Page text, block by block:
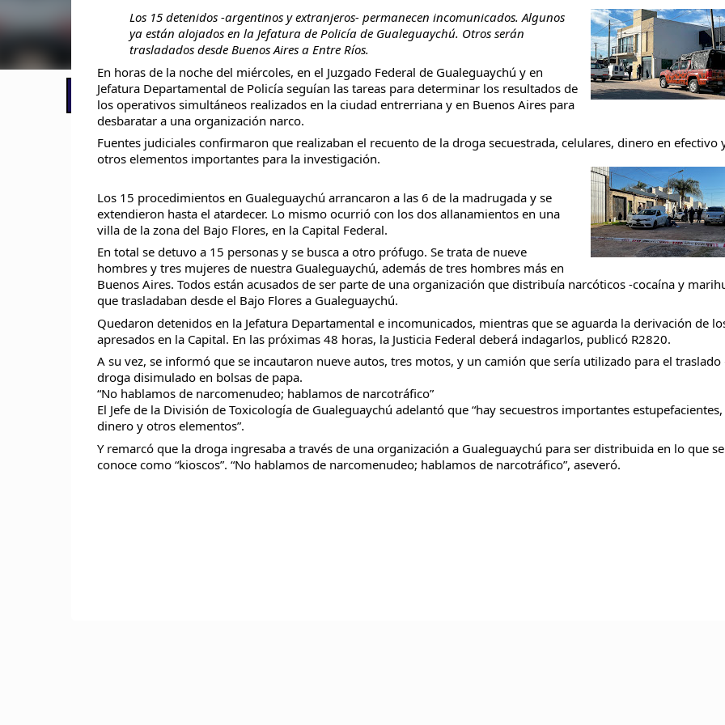
📢 LO ÚLTIMO El Gobierno postergó la reunión paritaria con estatales
Los 15 detenidos -argentinos y extranjeros- permanecen incomunicados. Algunos
ya están alojados en la Jefatura de Policía de Gualeguaychú. Otros serán
trasladados desde Buenos Aires a Entre Ríos.
En horas de la noche del miércoles, en el Juzgado Federal de Gualeguaychú y en
Jefatura Departamental de Policía seguían las tareas para determinar los resultados de
los operativos simultáneos realizados en la ciudad entrerriana y en Buenos Aires para
desbaratar a una organización narco.
Fuentes judiciales confirmaron que realizaban el recuento de la droga secuestrada, celulares, dinero en efectivo
otros elementos importantes para la investigación.
Los 15 procedimientos en Gualeguaychú arrancaron a las 6 de la madrugada y se
extendieron hasta el atardecer. Lo mismo ocurrió con los dos allanamientos en una
villa de la zona del Bajo Flores, en la Capital Federal.
En total se detuvo a 15 personas y se busca a otro prófugo. Se trata de nueve
hombres y tres mujeres de nuestra Gualeguaychú, además de tres hombres más en
Buenos Aires. Todos están acusados de ser parte de una organización que distribuía narcóticos -cocaína y
que trasladaban desde el Bajo Flores a Gualeguaychú.
Quedaron detenidos en la Jefatura Departamental e incomunicados, mientras que se aguarda la derivación de
apresados en la Capital. En las próximas 48 horas, la Justicia Federal deberá indagarlos, publicó R2820.
A su vez, se informó que se incautaron nueve autos, tres motos, y un camión que sería utilizado para el traslado
droga disimulado en bolsas de papa.
“No hablamos de narcomenudeo; hablamos de narcotráfico”
El Jefe de la División de Toxicología de Gualeguaychú adelantó que “hay secuestros importantes estupefacientes,
dinero y otros elementos”.
Y remarcó que la droga ingresaba a través de una organización a Gualeguaychú para ser distribuida en lo que se
conoce como “kioscos”. “No hablamos de narcomenudeo; hablamos de narcotráfico”, aseveró.